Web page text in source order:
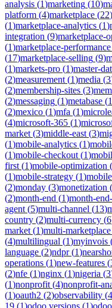
analysis (1)marketing (10)
platform (4)marketplace (22)
(1)marketplace-analytics (1)
integration (9)marketplace-
(1)marketplace-performance
(17)marketplace-selling (9)
(1)markets-pro (1)master-
(2)measurement (1)media (3
(2)membership-sites (3)
(2)messaging (1)metabase (1
(2)mexico (1)mfa (1)
(4)microsoft-365 (1)
market (3)middle-east (3)
(1)mobile-analytics (1)
(1)mobile-checkout (1)
first (1)mobile-optimization (
(1)mobile-strategy (1)
(2)monday (3)monetization (
(2)month-end (1)month-
agent (5)multi-channel (13)
country (2)multi-currency (6
market (1)multi-marketplace
(4)multilingual (1)myinvois
language (2)ndpr(1)
operations (1)new-features (
(2)nfe (1)nginx (1)nigeria (3
(1)nonprofit (4)nonprofit-
(1)oauth2 (2)observability (4
19 (1)odoo versions (1)